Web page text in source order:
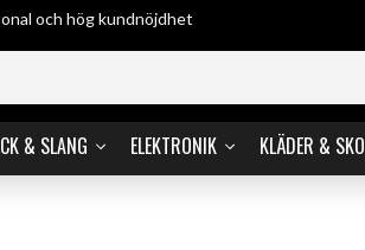
och hög kundnöjdhet
& SLANG ELEKTRONIK KLÄDER &